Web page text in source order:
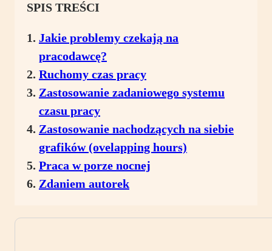
SPIS TREŚCI
Jakie problemy czekają na
pracodawcę?
Ruchomy czas pracy
Zastosowanie zadaniowego systemu
czasu pracy
Zastosowanie nachodzących na siebie
grafików (ovelapping hours)
Praca w porze nocnej
Zdaniem autorek